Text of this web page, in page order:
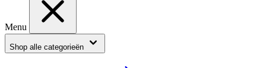
Menu
Shop alle categorieën